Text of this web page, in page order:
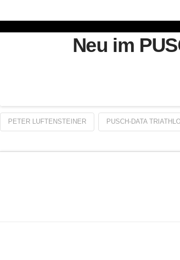
Neu im
PETER LUFTENSTEINER PUSCH-DATA